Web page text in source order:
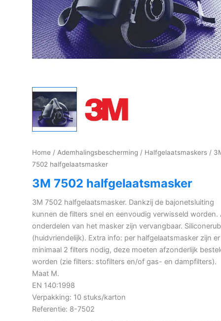
Home / Ademhalingsbescherming / Halfgelaatsmaskers /
7502 halfgelaatsmasker
3M 7502 halfgelaatsmasker
3M 7502 halfgelaatsmasker. Dankzij de bajonetsluiting
kunnen de filters snel en eenvoudig verwisseld worden.
onderdelen van het masker zijn vervangbaar.
(huidvriendelijk). Extra info: per halfgelaatsmasker zijn er
minimaal 2 filters nodig, deze moeten afzonderlijk
worden (zie filters: stofilters en/of gas- en dampfilters).
Maat M.
EN 140:1998
Verpakking: 10 stuks/karton
Referentie: 8-7502